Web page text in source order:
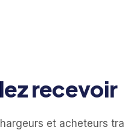
recevoir
et acheteurs